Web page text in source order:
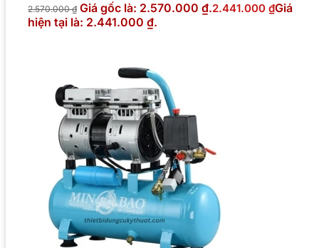
2.570.000₫ Giá gốc là: 2.570.000 ₫.2.441.000 ₫Giá
hiện tại là: 2.441.000 ₫.